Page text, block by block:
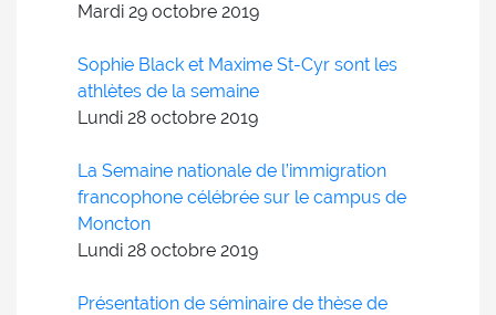
Mardi 29 octobre 2019
Sophie Black et Maxime St-Cyr sont les
athlètes de la semaine
Lundi 28 octobre 2019
La Semaine nationale de l’immigration
francophone célébrée sur le campus de
Moncton
Lundi 28 octobre 2019
Présentation de séminaire de thèse de